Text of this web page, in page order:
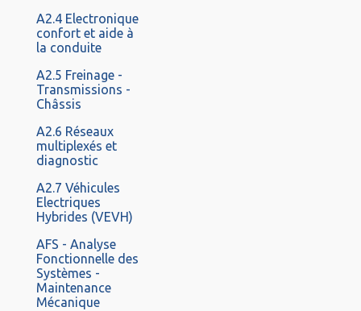
A2.4 Electronique
confort et aide à
la conduite
A2.5 Freinage -
Transmissions -
Châssis
A2.6 Réseaux
multiplexés et
diagnostic
A2.7 Véhicules
Electriques
Hybrides (VEVH)
AFS - Analyse
Fonctionnelle des
Systèmes -
Maintenance
Mécanique